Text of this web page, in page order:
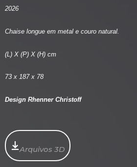
2026
Chaise longue em metal e couro natural.
(L) X (P) X (H) cm
73 x 187 x 78
Design Rhenner Christoff
Arquivos 3D